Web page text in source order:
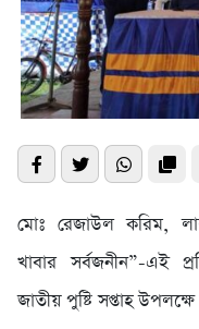
মোঃ রেজাউল করিম,
খাবার সর্বজনীন”-এই
জাতীয় পুষ্টি সপ্তাহ